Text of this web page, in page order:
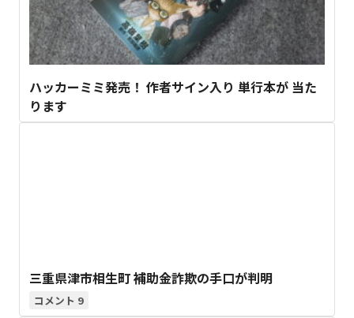
ハッカーミミ発売！ 作者サイン入り 単行本が 当た
ります
三重県津市相生町 補助金詐欺の手口が判明
9